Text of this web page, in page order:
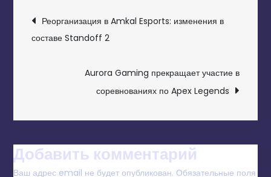
НАВИГАЦИЯ
ПО
ЗАПИСЯМ
Реорганизация в Amkal Esports: изменения в
составе Standoff 2
Aurora Gaming прекращает участие в
соревнованиях по Apex Legends
Добавить комментарий
Ваш адрес email не будет опубликован. Обязательные поля